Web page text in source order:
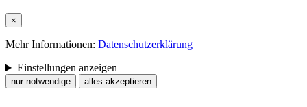
×
Mehr Informationen: Datenschutzerklärung
Einstellungen anzeigen
nur notwendige alles akzeptieren